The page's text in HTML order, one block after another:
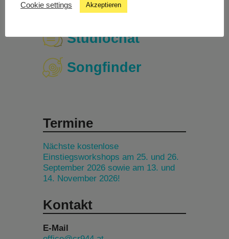
Livestream
Studiochat
Songfinder
Termine
Nächste kostenlose
Einstiegsworkshops am 25. und 26.
September 2026 sowie am 13. und
14. November 2026!
Kontakt
E-Mail
Cookie settings Akzeptieren